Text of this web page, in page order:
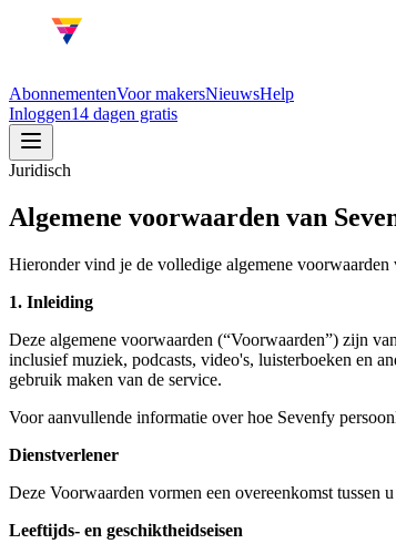
AbonnementenVoor makersNieuwsHelp
Inloggen14 dagen gratis
Juridisch
Algemene voorwaarden van
Hieronder vind je de volledige algemene voorwaarden
1. Inleiding
Deze algemene voorwaarden (“Voorwaarden”) zijn
inclusief muziek, podcasts, video's, luisterboeken en
gebruik maken van de service.
Voor aanvullende informatie over hoe Sevenfy
Dienstverlener
Deze Voorwaarden vormen een overeenkomst tussen
Leeftijds- en geschiktheidseisen